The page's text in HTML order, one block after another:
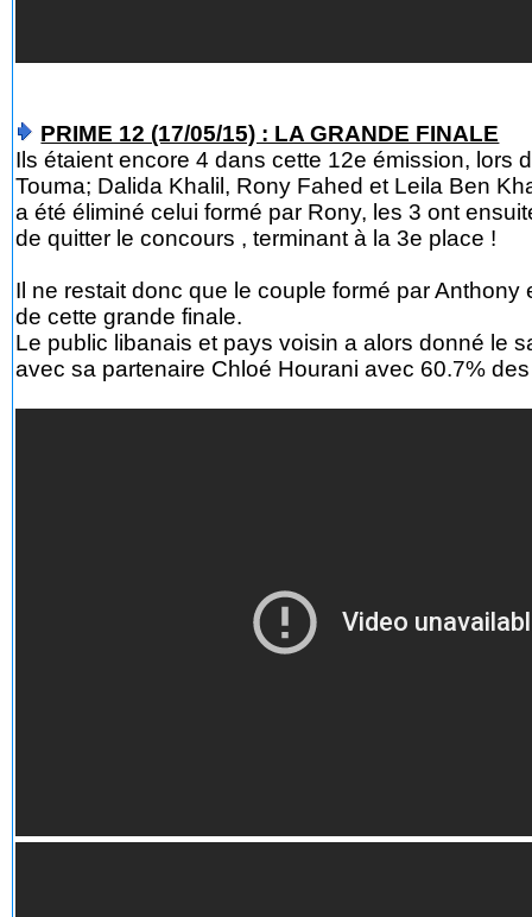
PRIME 12 (17/05/15) : LA GRANDE FINALE
Ils étaient encore 4 dans cette 12e émission, lors
Touma; Dalida Khalil, Rony Fahed et Leila Ben
a été éliminé celui formé par Rony, les 3 ont
de quitter le concours , terminant à la 3e place !
Il ne restait donc que le couple formé par
de cette grande finale.
Le public libanais et pays voisin a alors donné le
avec sa partenaire Chloé Hourani avec 60.7%